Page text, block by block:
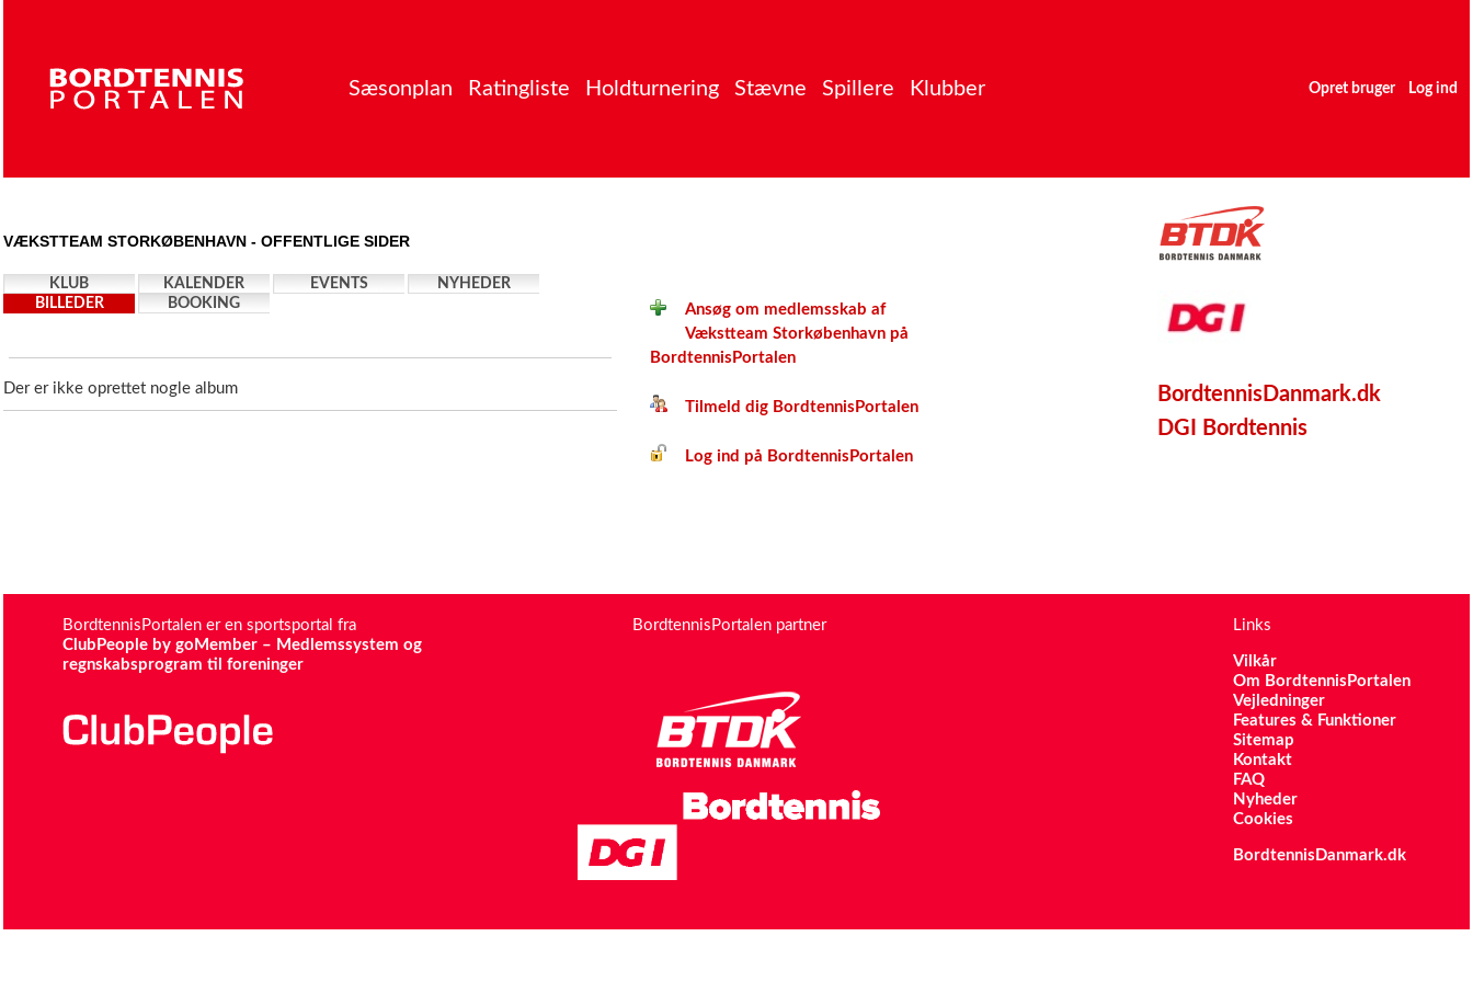
Sæsonplan Ratingliste Holdturnering Stævne Spillere Klubber Opret bruger Log ind
VÆKSTTEAM STORKØBENHAVN - OFFENTLIGE SIDER
KLUB KALENDER EVENTS
NYHEDER
BILLEDER
BOOKING
Der er ikke oprettet nogle album
Ansøg om medlemsskab af
Vækstteam Storkøbenhavn på
BordtennisPortalen
Tilmeld dig BordtennisPortalen
Log ind på BordtennisPortalen
BordtennisDanmark.dk
DGI Bordtennis
BordtennisPortalen er en sportsportal fra
ClubPeople by goMember – Medlemssystem og
regnskabsprogram til foreninger
BordtennisPortalen partner Links
Vilkår
Om BordtennisPortalen
Vejledninger
Features & Funktioner
Sitemap
Kontakt
FAQ
Nyheder
Cookies
BordtennisDanmark.dk